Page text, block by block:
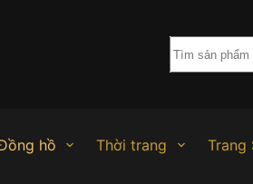
hồ Thời trang Trang